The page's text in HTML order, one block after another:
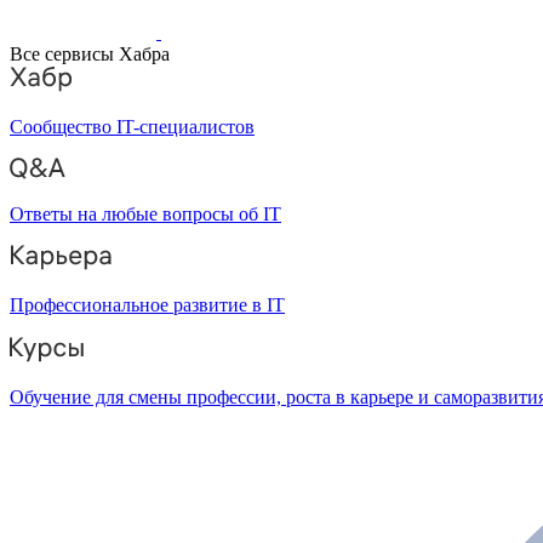
Все сервисы Хабра
Сообщество IT-специалистов
Ответы на любые вопросы об IT
Профессиональное развитие в IT
Обучение для смены профессии, роста в карьере и